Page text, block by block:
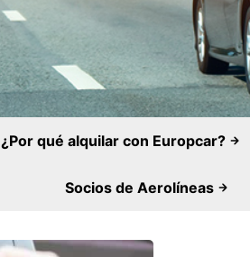
¿Por qué alquilar con Europcar?
Socios de Aerolíneas